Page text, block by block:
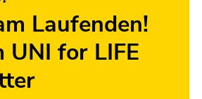
Laufenden!
UNI for LIFE